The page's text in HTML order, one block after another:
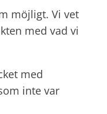
möjligt. Vi vet
med vad vi
med
inte var